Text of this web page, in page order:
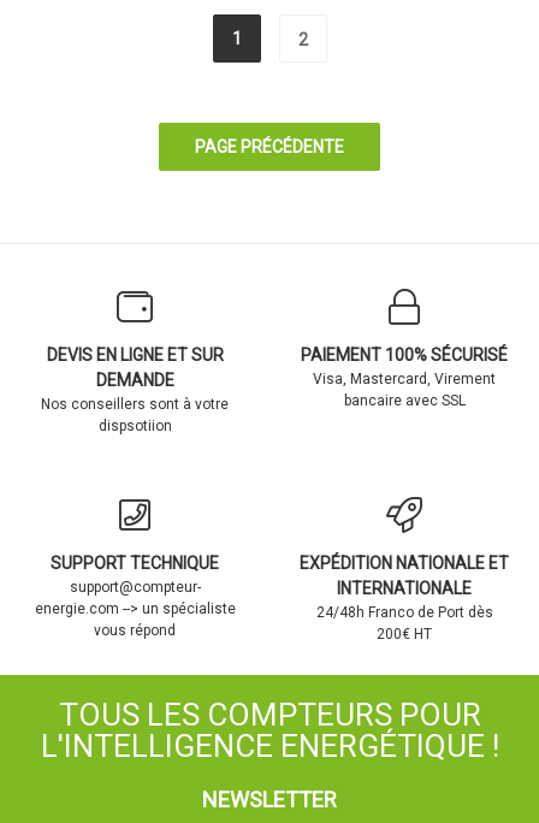
1 2
DEVIS EN LIGNE ET SUR
DEMANDE
Nos conseillers sont à votre
dispsotiion
PAIEMENT 100% SÉCURISÉ
Visa, Mastercard, Virement
bancaire avec SSL
SUPPORT TECHNIQUE
support@compteur-
energie.com --> un spécialiste
vous répond
EXPÉDITION NATIONALE ET
INTERNATIONALE
24/48h Franco de Port dès
200€ HT
TOUS LES COMPTEURS POUR
L'INTELLIGENCE ENERGÉTIQUE !
NEWSLETTER